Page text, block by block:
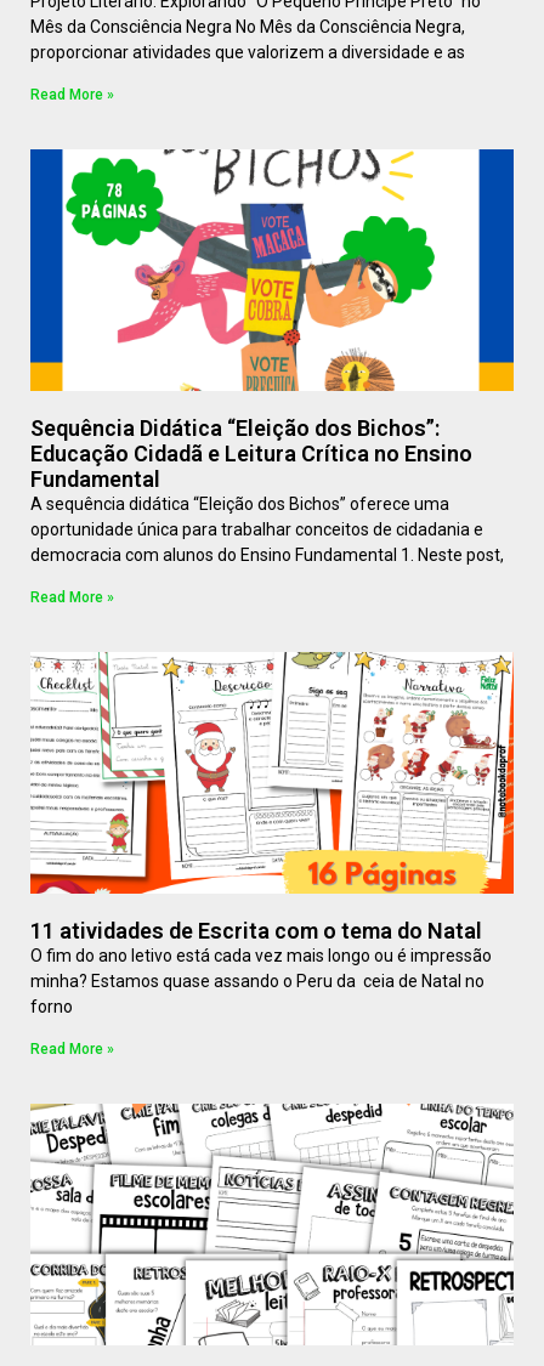
Mês da Consciência Negra No Mês da Consciência Negra,
proporcionar atividades que valorizem a diversidade e as
Read More »
Sequência Didática “Eleição dos Bichos”:
Educação Cidadã e Leitura Crítica no Ensino
Fundamental
A sequência didática “Eleição dos Bichos” oferece uma
oportunidade única para trabalhar conceitos de cidadania e
democracia com alunos do Ensino Fundamental 1. Neste post,
Read More »
11 atividades de Escrita com o tema do Natal
O fim do ano letivo está cada vez mais longo ou é impressão
minha? Estamos quase assando o Peru da ceia de Natal no
forno
Read More »